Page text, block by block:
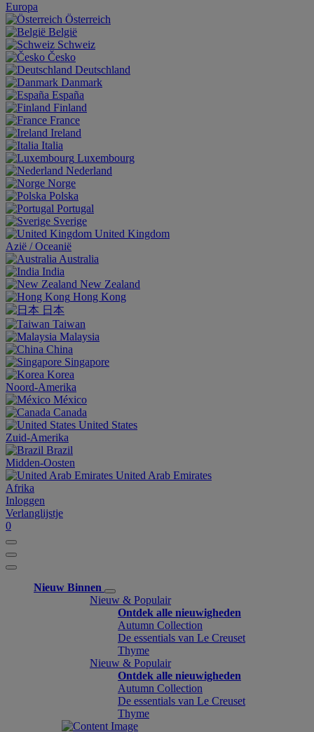
Europa
Österreich
België
Schweiz
Česko
Deutschland
Danmark
España
Finland
France
Ireland
Italia
Luxembourg
Nederland
Norge
Polska
Portugal
Sverige
United Kingdom
Aziё / Oceaniё
Australia
India
New Zealand
Hong Kong
日本
Taiwan
Malaysia
China
Singapore
Korea
Noord-Amerika
México
Canada
United States
Zuid-Amerika
Brazil
Midden-Oosten
United Arab Emirates
Afrika
Inloggen
Verlanglijstje
0
Nieuw Binnen
Nieuw & Populair
Ontdek alle nieuwigheden
Autumn Collection
De essentials van Le Creuset
Thyme
Nieuw & Populair
Ontdek alle nieuwigheden
Autumn Collection
De essentials van Le Creuset
Thyme